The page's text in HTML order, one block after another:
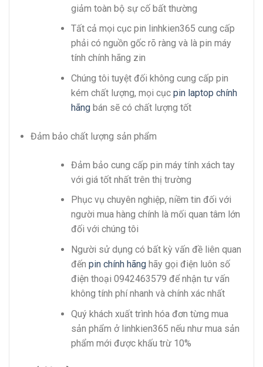
giảm toàn bộ sự cố bất thường
Tất cả mọi cục pin linhkien365 cung cấp
phải có nguồn gốc rõ ràng và là pin máy
tính chính hãng zin
Chúng tôi tuyệt đối không cung cấp pin
kém chất lượng, mọi cục pin laptop chính
hãngbán sẽ có chất lượng tốt
Đảm bảo chất lượng sản phẩm
Đảm bảo cung cấp pin máy tính xách tay
với giá tốt nhất trên thị trường
Phục vụ chuyên nghiệp, niềm tin đối với
người mua hàng chính là mối quan tâm lớn
đối với chúng tôi
Người sử dụng có bất kỳ vấn đề liên quan
đến pin chính hãnghãy gọi điện luôn số
điện thoại 0942463579 để nhận tư vấn
không tính phí nhanh và chính xác nhất
Quý khách xuất trình hóa đơn từng mua
sản phẩm ở linhkien365 nếu như mua sản
phẩm mới được khấu trừ 10%